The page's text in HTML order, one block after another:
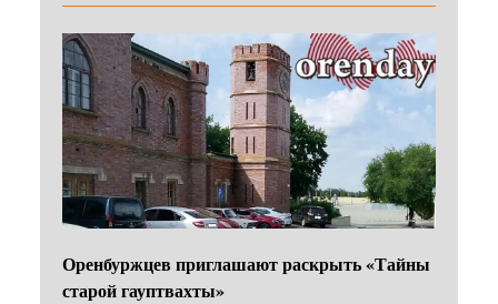
Оренбуржцев приглашают раскрыть «Тайны
старой гауптвахты»